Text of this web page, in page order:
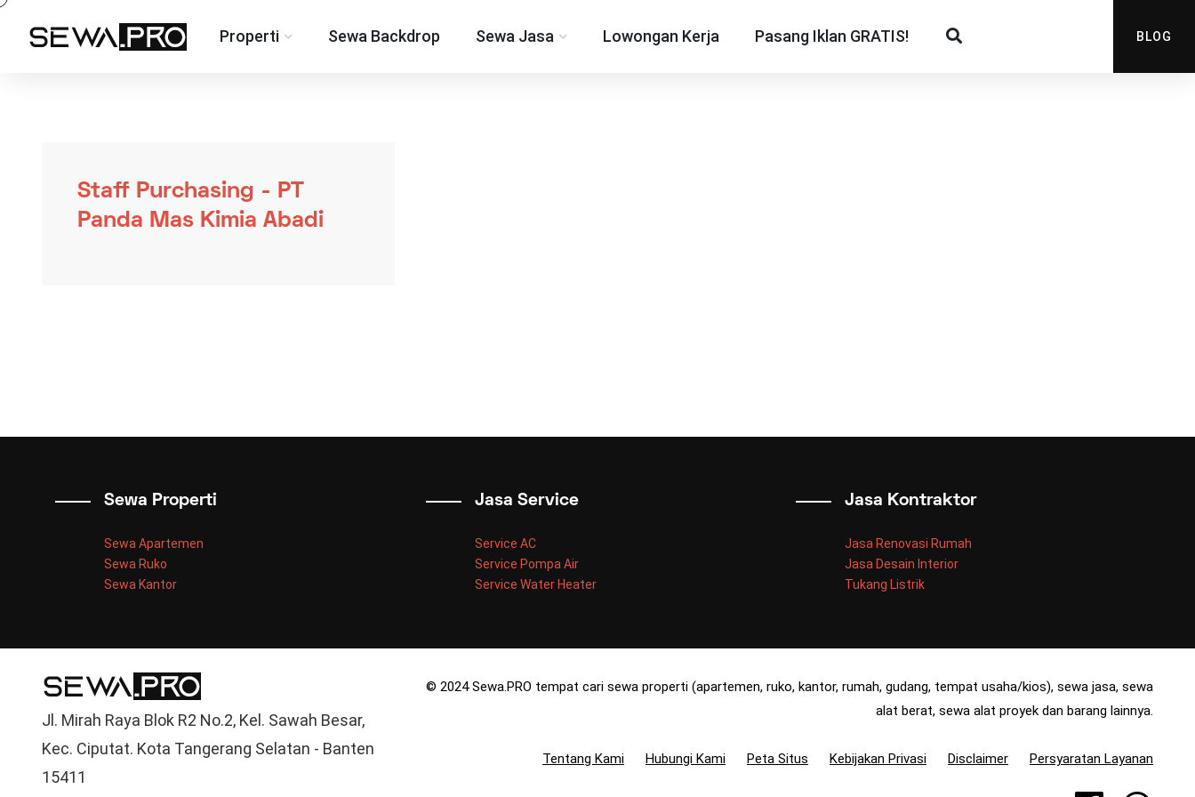
Properti Sewa Backdrop Sewa Jasa Lowongan Kerja Pasang Iklan GRATIS! BLOG
Staff Purchasing - PT
Panda Mas Kimia Abadi
Sewa Properti
Sewa Apartemen
Sewa Ruko
Sewa Kantor
Jasa Service
Service AC
Service Pompa Air
Service Water Heater
Jasa Kontraktor
Jasa Renovasi Rumah
Jasa Desain Interior
Tukang Listrik
Jl. Mirah Raya Blok R2 No.2, Kel. Sawah Besar,
Kec. Ciputat. Kota Tangerang Selatan - Banten
15411
© 2024 Sewa.PRO tempat cari sewa properti (apartemen, ruko, kantor, rumah, gudang, tempat usaha/kios), sewa jasa, sewa
alat berat, sewa alat proyek dan barang lainnya.
Tentang Kami Hubungi Kami Peta Situs Kebijakan Privasi Disclaimer Persyaratan Layanan